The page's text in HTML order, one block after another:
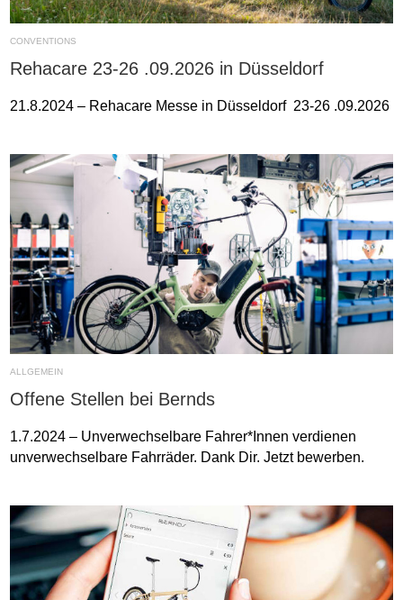
CONVENTIONS
Rehacare 23-26 .09.2026 in Düsseldorf
21.8.2024 – Rehacare Messe in Düsseldorf 23-26 .09.2026
ALLGEMEIN
Offene Stellen bei Bernds
1.7.2024 – Unverwechselbare Fahrer*Innen verdienen
unverwechselbare Fahrräder. Dank Dir. Jetzt bewerben.